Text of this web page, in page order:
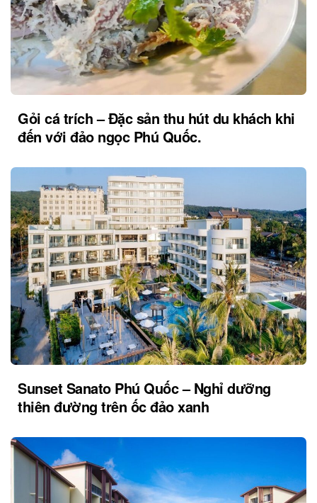
Gỏi cá trích – Đặc sản thu hút du khách khi
đến với đảo ngọc Phú Quốc.
Sunset Sanato Phú Quốc – Nghỉ dưỡng
thiên đường trên ốc đảo xanh